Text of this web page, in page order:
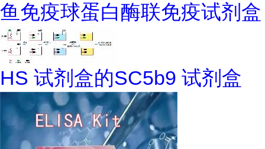
鱼免疫球蛋白酶联免疫试剂盒
HS 试剂盒的SC5b9 试剂盒